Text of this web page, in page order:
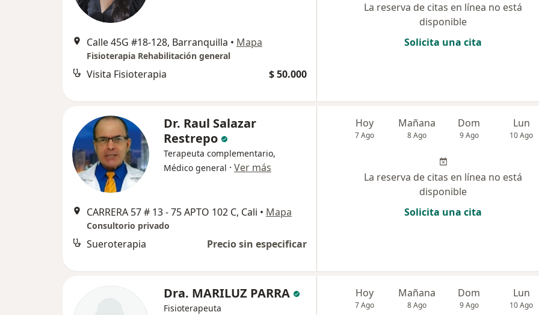
Calle 45G #18-128, Barranquilla • Mapa
Fisioterapia Rehabilitación general
Visita Fisioterapia $ 50.000
La reserva de citas en línea no está
disponible
Solicita una cita
Dr. Raul Salazar
Restrepo
Terapeuta complementario,
Médico general · Ver más
CARRERA 57 # 13 - 75 APTO 102 C, Cali • Mapa
Consultorio privado
Sueroterapia Precio sin especificar
Hoy
7 Ago
Mañana
8 Ago
Dom
9 Ago
Lun
10 Ago
La reserva de citas en línea no está
disponible
Solicita una cita
Dra. MARILUZ PARRA
Fisioterapeuta
Hoy
7 Ago
Mañana
8 Ago
Dom
9 Ago
Lun
10 Ago